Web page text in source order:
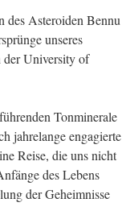
des Asteroiden Bennu
unseres
der University of
Tonminerale
jahrelange engagierte
Reise, die uns nicht
des Lebens
der Geheimnisse